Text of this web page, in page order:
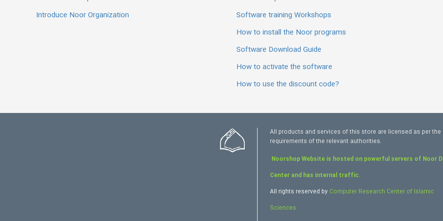
Introduce Noor Organization
Software training Workshops
How to install the Noor programs
Software Download Guide
How to activate the software
How to use the discount code?
All products and services of this store are licensed as per the
requirements of the relevant authorities.
Noorshop Website is hosted on powerful servers of Noor
Center and has internal traffic.
All rights reserved by Computer Research Center of Islamic
Sciences